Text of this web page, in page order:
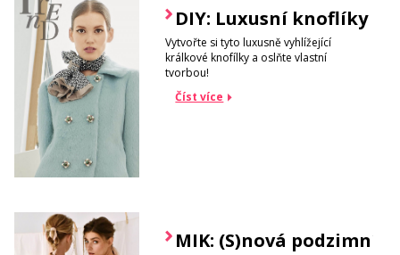
DIY: Luxusní knoflíky
Vytvořte si tyto luxusně vyhlížející
králkové knofílky a oslňte vlastní
tvorbou!
Číst více
MIK: (S)nová podzimní